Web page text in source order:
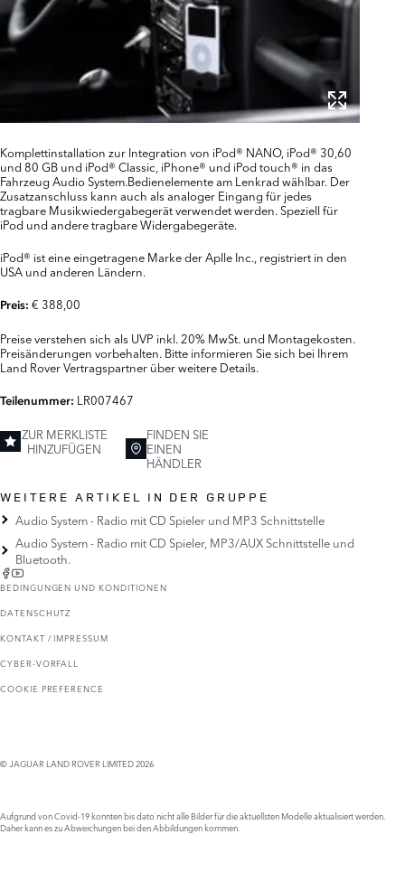
Komplettinstallation zur Integration von iPod® NANO, iPod® 30,60
und 80 GB und iPod® Classic, iPhone® und iPod touch® in das
Fahrzeug Audio System.Bedienelemente am Lenkrad wählbar. Der
Zusatzanschluss kann auch als analoger Eingang für jedes
tragbare Musikwiedergabegerät verwendet werden. Speziell für
iPod und andere tragbare Widergabegeräte.
iPod® ist eine eingetragene Marke der Aplle Inc., registriert in den
USA und anderen Ländern.
Preis: € 388,00
Preise verstehen sich als UVP inkl. 20% MwSt. und Montagekosten.
Preisänderungen vorbehalten. Bitte informieren Sie sich bei Ihrem
Land Rover Vertragspartner über weitere Details.
Teilenummer: LR007467
ZUR MERKLISTE
HINZUFÜGEN
FINDEN SIE
EINEN
HÄNDLER
WEITERE ARTIKEL IN DER GRUPPE
Audio System - Radio mit CD Spieler und MP3 Schnittstelle
Audio System - Radio mit CD Spieler, MP3/AUX Schnittstelle und
Bluetooth.
BEDINGUNGEN UND KONDITIONEN
DATENSCHUTZ
KONTAKT / IMPRESSUM
CYBER-VORFALL
COOKIE PREFERENCE
© JAGUAR LAND ROVER LIMITED 2026
Aufgrund von Covid-19 konnten bis dato nicht alle Bilder für die aktuellsten Modelle aktualisiert werden.
Daher kann es zu Abweichungen bei den Abbildungen kommen.